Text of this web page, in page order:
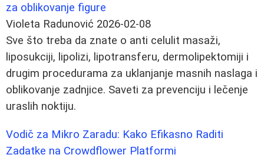
za oblikovanje figure
Violeta Radunović 2026-02-08
Sve što treba da znate o anti celulit masaži,
liposukciji, lipolizi, lipotransferu, dermolipektomiji i
drugim procedurama za uklanjanje masnih naslaga i
oblikovanje zadnjice. Saveti za prevenciju i lečenje
uraslih noktiju.
Vodič za Mikro Zaradu: Kako Efikasno Raditi
Zadatke na Crowdflower Platformi